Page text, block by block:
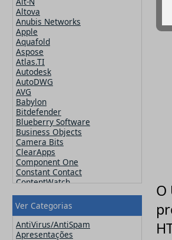
Altova
Anubis Networks
Apple
Aquafold
Aspose
Atlas.TI
Autodesk
AutoDWG
AVG
Babylon
Bitdefender
Blueberry Software
Business Objects
Camera Bits
ClearApps
Component One
Constant Contact
ContentWatch
Crucial
CutePDF
CuteSoft
CZ Solution
Ver Categorias
AntiVirus/AntiSpam
Apresentações
O